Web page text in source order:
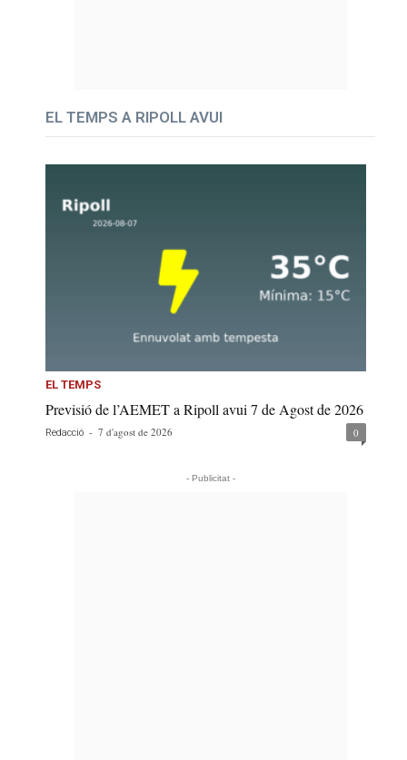
EL TEMPS A RIPOLL AVUI
EL TEMPS
Previsió de l’AEMET a Ripoll avui 7 de Agost de 2026
Redacció - 7 d'agost de 2026 0
- Publicitat -